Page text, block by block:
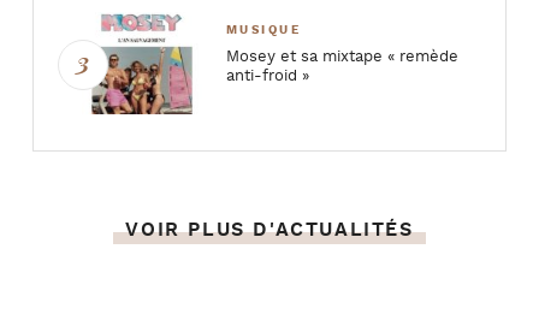
MUSIQUE
Mosey et sa mixtape « remède
anti-froid »
VOIR PLUS D'ACTUALITÉS